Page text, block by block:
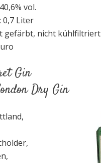
vol.
0,7 Liter
gefärbt, nicht kühlfiltriert
Gin
Dry Gin